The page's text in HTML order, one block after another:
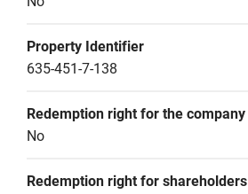
Property Identifier
635-451-7-138
Redemption right for the company
No
Redemption right for shareholders